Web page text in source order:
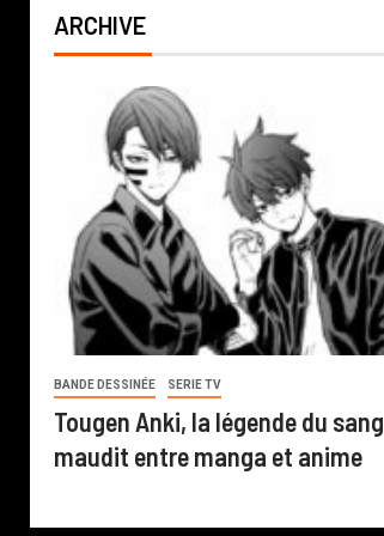
ARCHIVE
BANDE DESSINÉE SERIE TV
Tougen Anki, la légende du sang
maudit entre manga et anime